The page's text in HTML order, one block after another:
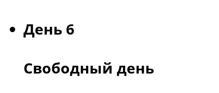
День 6
Свободный день